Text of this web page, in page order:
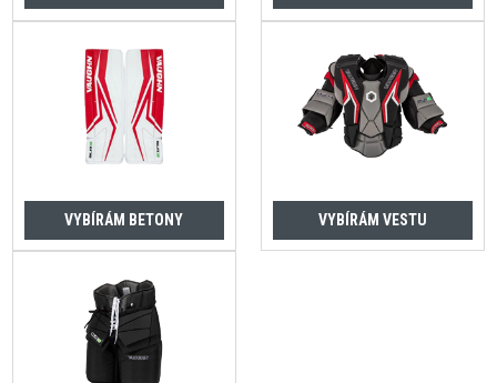
VYBÍRÁM BETONY VYBÍRÁM VESTU